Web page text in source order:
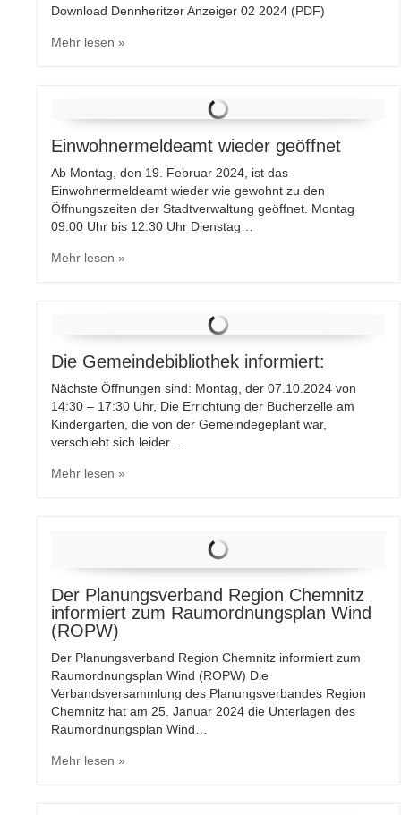
Download Dennheritzer Anzeiger 02 2024 (PDF)
Mehr lesen »
Einwohnermeldeamt wieder geöffnet
Ab Montag, den 19. Februar 2024, ist das
Einwohnermeldeamt wieder wie gewohnt zu den
Öffnungszeiten der Stadtverwaltung geöffnet. Montag
09:00 Uhr bis 12:30 Uhr Dienstag…
Mehr lesen »
Die Gemeindebibliothek informiert:
Nächste Öffnungen sind: Montag, der 07.10.2024 von
14:30 – 17:30 Uhr, Die Errichtung der Bücherzelle am
Kindergarten, die von der Gemeindegeplant war,
verschiebt sich leider….
Mehr lesen »
Der Planungsverband Region Chemnitz
informiert zum Raumordnungsplan Wind
(ROPW)
Der Planungsverband Region Chemnitz informiert zum
Raumordnungsplan Wind (ROPW) Die
Verbandsversammlung des Planungsverbandes Region
Chemnitz hat am 25. Januar 2024 die Unterlagen des
Raumordnungsplan Wind…
Mehr lesen »